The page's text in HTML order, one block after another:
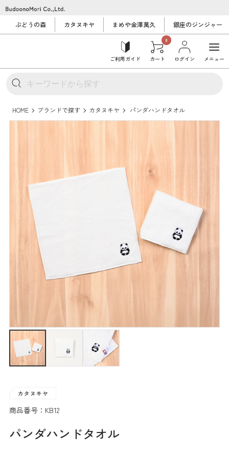
ぶどうの森 カタヌキヤ まめや金澤萬久 銀座のジンジャー
ご利用ガイド
0
カート ログイン メニュー
HOME ブランドで探す カタヌキヤ パンダハンドタオル
商品番号：KB12
パンダハンドタオル